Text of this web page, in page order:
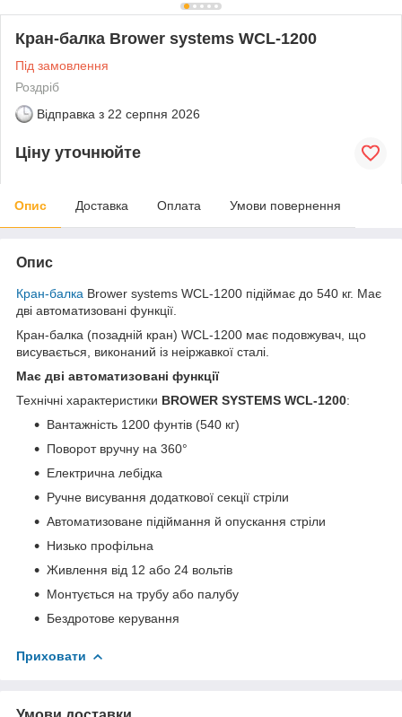
Кран-балка Brower systems WCL-1200
Під замовлення
Роздріб
Відправка з 22 серпня 2026
Ціну уточнюйте
Опис Доставка Оплата Умови повернення
Опис
Кран-балка Brower systems WCL-1200 підіймає до 540 кг. Має
дві автоматизовані функції.
Кран-балка (позадній кран) WCL-1200 має подовжувач, що
висувається, виконаний із неіржавкої сталі.
Має дві автоматизовані функції
Технічні характеристики BROWER SYSTEMS WCL-1200:
Вантажність 1200 фунтів (540 кг)
Поворот вручну на 360°
Електрична лебідка
Ручне висування додаткової секції стріли
Автоматизоване підіймання й опускання стріли
Низько профільна
Живлення від 12 або 24 вольтів
Монтується на трубу або палубу
Бездротове керування
Приховати